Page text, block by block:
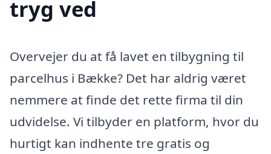
tryg ved
Overvejer du at få lavet en tilbygning til
parcelhus i Bække? Det har aldrig været
nemmere at finde det rette firma til din
udvidelse. Vi tilbyder en platform, hvor du
hurtigt kan indhente tre gratis og